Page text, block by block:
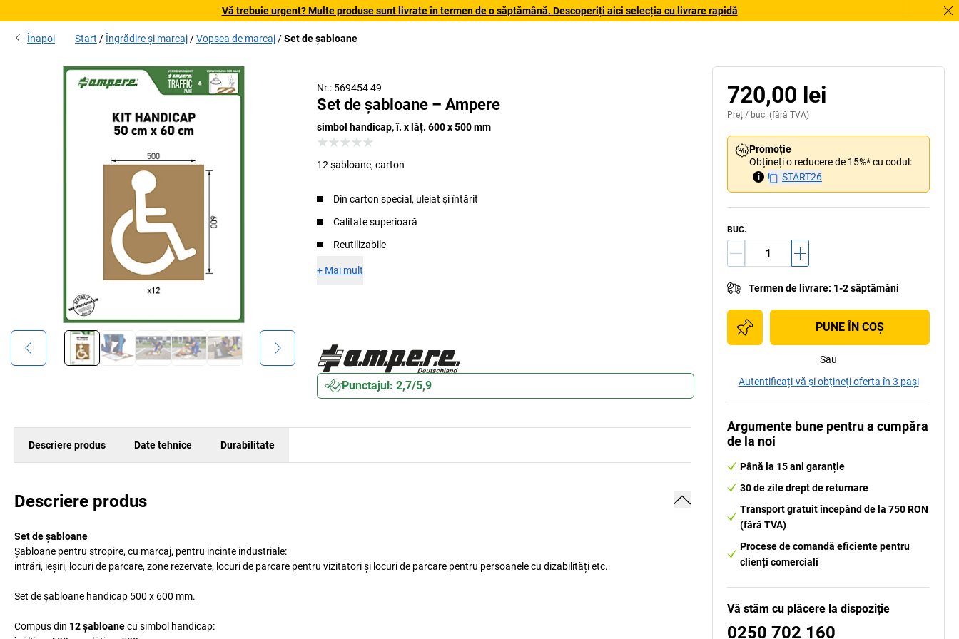
Vă trebuie urgent? Multe produse sunt livrate în termen de o săptămână. Descoperiți aici selecția cu livrare rapidă
Înapoi Start Îngrădire și marcaj Vopsea de marcaj Set de șabloane
Nr.: 569454 49
Set de șabloane – Ampere
simbol handicap, î. x lăț. 600 x 500 mm
12 șabloane, carton
Din carton special, uleiat și întărit
Calitate superioară
Reutilizabile
+ Mai mult
Punctajul: 2,7/5,9
Descriere produs Date tehnice Durabilitate
Descriere produs
Set de șabloane
Șabloane pentru stropire, cu marcaj, pentru incinte industriale:
intrări, ieșiri, locuri de parcare, zone rezervate, locuri de parcare pentru vizitatori și locuri de parcare pentru persoanele cu dizabilități etc.
Set de șabloane handicap 500 x 600 mm.
Compus din 12 șabloanecu simbol handicap:
720,00 lei
Preț / buc. (fără TVA)
Promoție
Obțineți o reducere de 15%* cu codul:
i
START26
BUC.
Termen de livrare: 1-2 săptămâni
PUNE ÎN COŞ
Sau
Autentificați-vă și obțineți oferta în 3 pași
Argumente bune pentru a cumpăra
de la noi
Până la 15 ani garanție
30 de zile drept de returnare
Transport gratuit începând de la 750 RON
(fără TVA)
Procese de comandă eficiente pentru
clienți comerciali
Vă stăm cu plăcere la dispoziție
0250 702 160